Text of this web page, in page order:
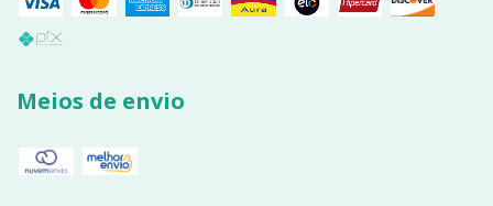
Meios de envio